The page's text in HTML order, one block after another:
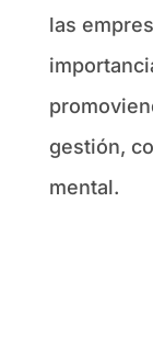
las
gestión,
mental.